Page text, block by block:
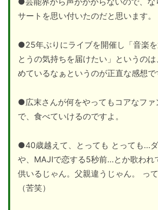
サートを思い付いたのだと思います。
●25年ぶりにライブを開催し「音楽
とうの気持ちを届けたい」というの
めているなぁというのが正直な感想で
●広末さんが何をやってもコアなファ
で、食べていけるのですよ。
●40歳越えて、とっても とっても…ダ
や、MAJIで恋する5秒前…とか歌われ
供いるじゃん。父親違うじゃん。 っ
（苦笑）